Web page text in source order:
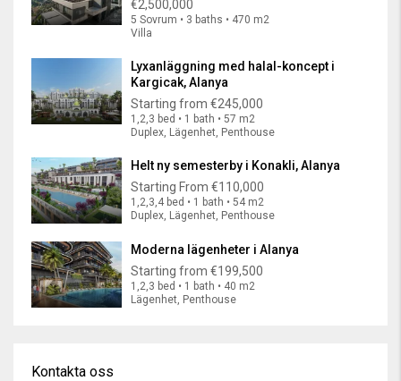
€2,500,000
5 Sovrum • 3 baths • 470 m2
Villa
Lyxanläggning med halal-koncept i
Kargicak, Alanya
Starting from €245,000
1,2,3 bed • 1 bath • 57 m2
Duplex, Lägenhet, Penthouse
Helt ny semesterby i Konakli, Alanya
Starting From €110,000
1,2,3,4 bed • 1 bath • 54 m2
Duplex, Lägenhet, Penthouse
Moderna lägenheter i Alanya
Starting from €199,500
1,2,3 bed • 1 bath • 40 m2
Lägenhet, Penthouse
Kontakta oss